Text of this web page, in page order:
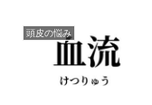
頭皮の悩み